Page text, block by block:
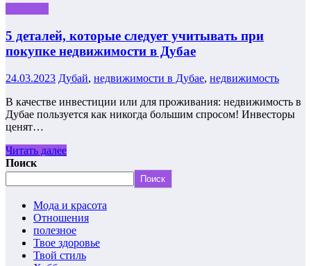
5 деталей, которые следует учитывать при
покупке недвижимости в Дубае
24.03.2023 Дубай, недвижимости в Дубае, недвижимость
В качестве инвестиции или для проживания: недвижимость в
Дубае пользуется как никогда большим спросом! Инвесторы
ценят…
Читать далее
Поиск
Поиск
Мода и красота
Отношения
полезное
Твое здоровье
Твой стиль